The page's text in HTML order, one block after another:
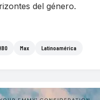
del género.
Max Latinoamérica